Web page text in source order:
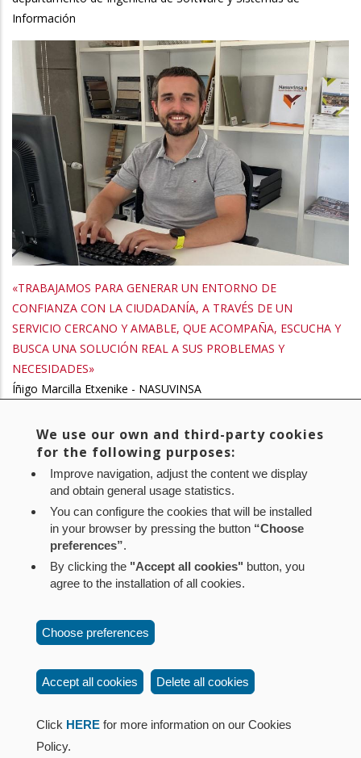
Información
«TRABAJAMOS PARA GENERAR UN ENTORNO DE
CONFIANZA CON LA CIUDADANÍA, A TRAVÉS DE UN
SERVICIO CERCANO Y AMABLE, QUE ACOMPAÑA, ESCUCHA Y
BUSCA UNA SOLUCIÓN REAL A SUS PROBLEMAS Y
NECESIDADES»
Íñigo Marcilla Etxenike - NASUVINSA
departamento de Vivienda
Pagination
Current
page
Page
2 Page
3 Page
4 Page
5 Page
6
page
Last
page
Último »
Aviso legal Política de privacidad
Mapa web
Configuración de cookies
Contacto: Paseo de Sarasate nº 38, 2º Dcha - 31001
Pamplona (Navarra) Tel.: 848 42 08 72
corporacion@cpen.es
We use our own and third-party cookies
for the following purposes:
Improve navigation, adjust the content we display
and obtain general usage statistics.
You can configure the cookies that will be installed
in your browser by pressing the button “Choose
preferences”.
By clicking the "Accept all cookies" button, you
agree to the installation of all cookies.
Choose preferences
Accept all cookies Delete all cookies
Click HERE for more information on our Cookies
Policy.